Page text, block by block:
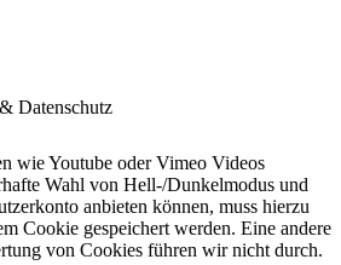
Datenschutz
wie Youtube oder Vimeo Videos
Wahl von Hell-/Dunkelmodus und
anbieten können, muss hierzu
Cookie gespeichert werden. Eine andere
von Cookies führen wir nicht durch.